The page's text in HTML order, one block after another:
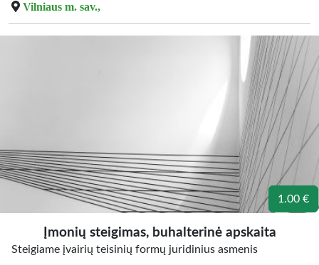
Vilniaus m. sav.,
1.00 €
Įmonių steigimas, buhalterinė apskaita
Steigiame įvairių teisinių formų juridinius asmenis